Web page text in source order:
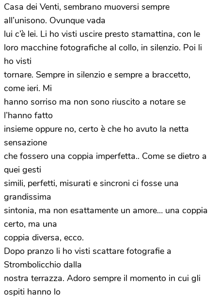
Casa dei Venti, sembrano muoversi sempre
all’unisono. Ovunque vada
lui c’è lei. Li ho visti uscire presto stamattina, con le
loro macchine fotografiche al collo, in silenzio. Poi li
ho visti
tornare. Sempre in silenzio e sempre a braccetto,
come ieri. Mi
hanno sorriso ma non sono riuscito a notare se
l’hanno fatto
insieme oppure no, certo è che ho avuto la netta
sensazione
che fossero una coppia imperfetta.. Come se dietro a
quei gesti
simili, perfetti, misurati e sincroni ci fosse una
grandissima
sintonia, ma non esattamente un amore… una coppia
certo, ma una
coppia diversa, ecco.
Dopo pranzo li ho visti scattare fotografie a
Strombolicchio dalla
nostra terrazza. Adoro sempre il momento in cui gli
ospiti hanno lo